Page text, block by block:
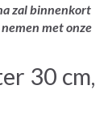
zal binnenkort
met onze
30 cm,